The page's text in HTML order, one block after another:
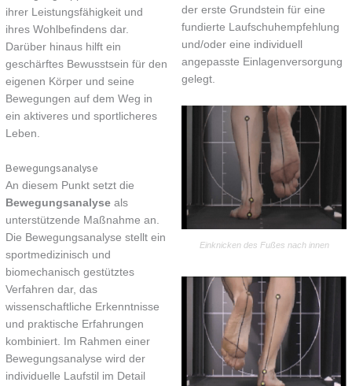
ihrer Leistungsfähigkeit und
ihres Wohlbefindens dar.
Darüber hinaus hilft ein
geschärftes Bewusstsein für den
eigenen Körper und seine
Bewegungen auf dem Weg in
ein aktiveres und sportlicheres
Leben.
Bewegungsanalyse
An diesem Punkt setzt die
Bewegungsanalyse als
unterstützende Maßnahme an.
Die Bewegungsanalyse stellt ein
sportmedizinisch und
biomechanisch gestütztes
Verfahren dar, das
wissenschaftliche Erkenntnisse
und praktische Erfahrungen
kombiniert. Im Rahmen einer
Bewegungsanalyse wird der
individuelle Laufstil im Detail
der erste Grundstein für eine
fundierte Laufschuhempfehlung
und/oder eine individuell
angepasste Einlagenversorgung
gelegt.
Einknicken des Fußes nach innen